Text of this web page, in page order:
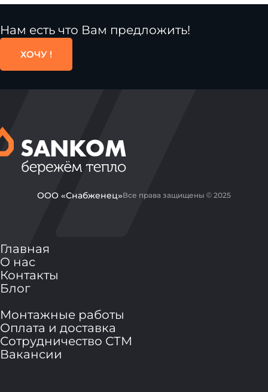
Нам есть что Вам предложить!
ХОЧУ !
ООО «Снабженец»Все права защищены © 2025
Главная
О нас
Контакты
Блог
Монтажные работы
Оплата и доставка
Сотрудничество СТМ
Вакансии